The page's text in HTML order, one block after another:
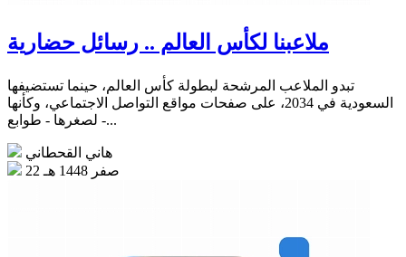
ملاعبنا لكأس العالم .. رسائل حضارية
تبدو الملاعب المرشحة لبطولة كأس العالم، حينما تستضيفها
السعودية في 2034، على صفحات مواقع التواصل الاجتماعي، وكأنها
- لصغرها - طوابع...
هاني القحطاني
22 صفر 1448 هـ